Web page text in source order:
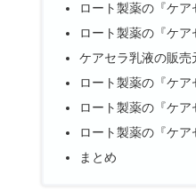
ロート製薬の『ケア
ロート製薬の『ケ
ケアセラ乳液の販売
ロート製薬の『ケア
ロート製薬の『ケ
ロート製薬の『ケ
まとめ